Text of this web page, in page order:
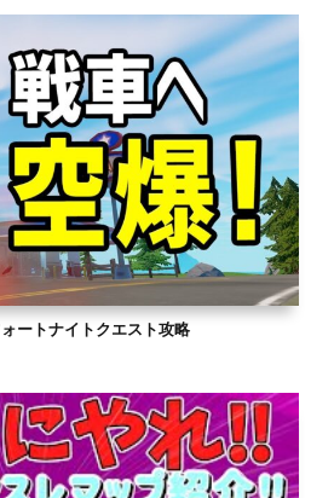
ートナイトクエスト攻略